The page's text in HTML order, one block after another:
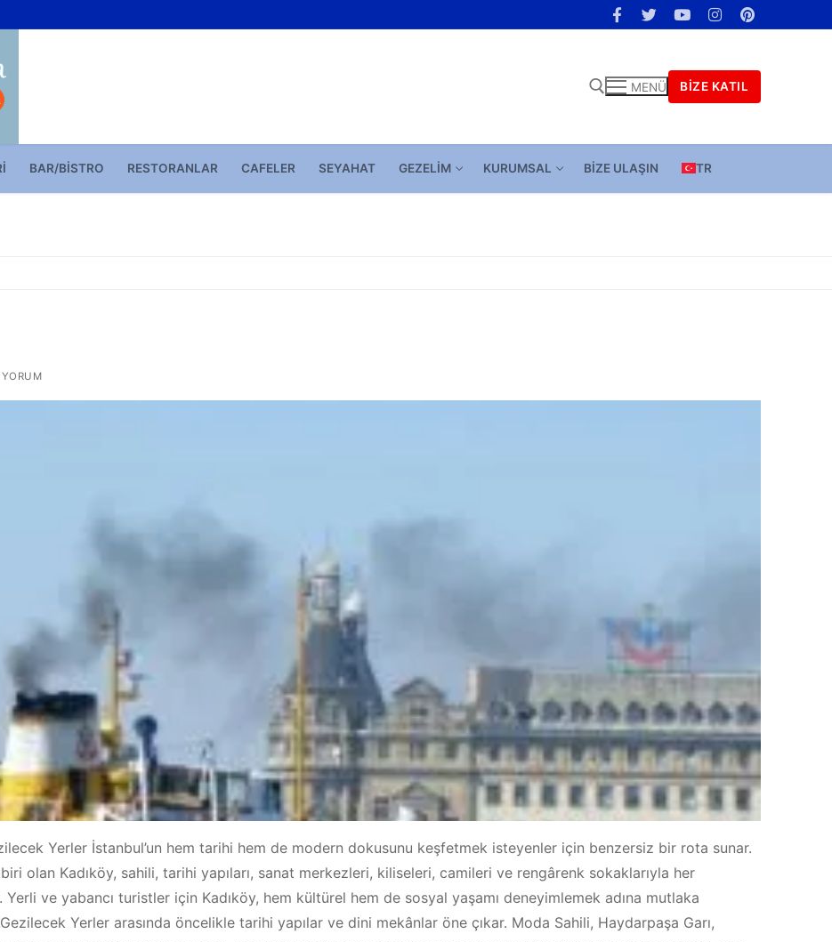
MENÜ BIZE KATIL
BAR/BISTRO RESTORANLAR CAFELER SEYAHAT GEZELIM KURUMSAL BIZE ULAŞIN TR
Yerler İstanbul’un hem tarihi hem de modern dokusunu keşfetmek isteyenler için benzersiz bir rota sunar.
olan Kadıköy, sahili, tarihi yapıları, sanat merkezleri, kiliseleri, camileri ve rengârenk sokaklarıyla her
ve yabancı turistler için Kadıköy, hem kültürel hem de sosyal yaşamı deneyimlemek adına mutlaka
Yerler arasında öncelikle tarihi yapılar ve dini mekânlar öne çıkar. Moda Sahili, Haydarpaşa Garı,